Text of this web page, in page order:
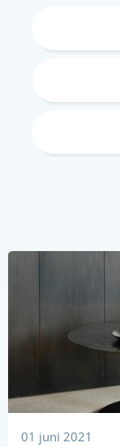
01 juni 2021